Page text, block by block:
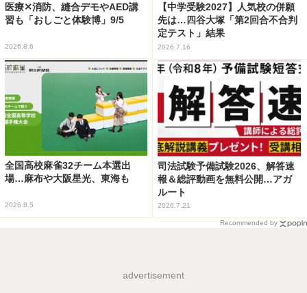
医療✕消防、縫合デモやAED講
習も「おしごと体験博」9/5
2026.8.6
【中学受験2027】人気校の併願
先は…四谷大塚「第2回合不合判
定テスト」結果
2026.7.16
全国高校麻雀32チーム本選出
場…麻布や大阪星光、東海も
2026.8.5
司法試験予備試験2026、解答速
報＆総評動画を無料公開…アガ
ルート
2026.7.21
Recommended by
advertisement